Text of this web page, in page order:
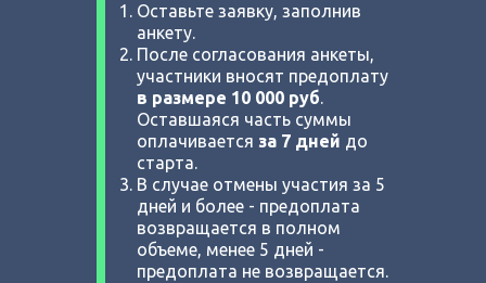
Оставьте заявку, заполнив
анкету.
После согласования анкеты,
участники вносят предоплату
в размере 10 000 руб.
Оставшаяся часть суммы
оплачивается за 7 дней до
старта.
В случае отмены участия за 5
дней и более - предоплата
возвращается в полном
объеме, менее 5 дней -
предоплата не возвращается.